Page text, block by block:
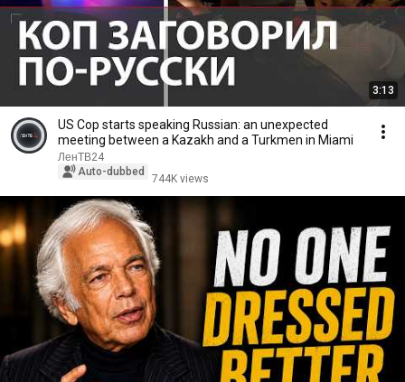
3:13
US Cop starts speaking Russian: an unexpected
meeting between a Kazakh and a Turkmen in Miami
ЛенТВ24
Auto-dubbed
744K views